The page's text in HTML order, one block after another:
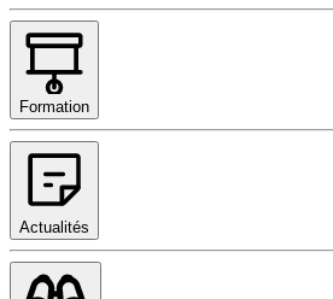
Formation
Actualités